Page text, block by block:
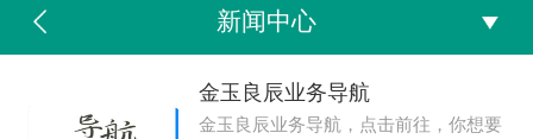
新闻中心
金玉良辰业务导航
金玉良辰业务导航，点击前往，你想要